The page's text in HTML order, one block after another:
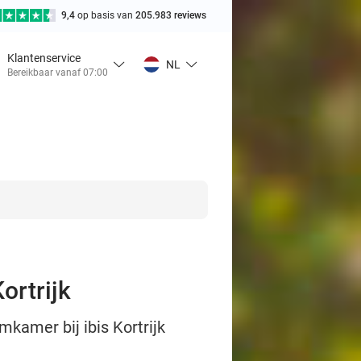
9,4 op basis van 205.983 reviews
Klantenservice
Bereikbaar vanaf 07:00
NL
bij ibis Kortrijk